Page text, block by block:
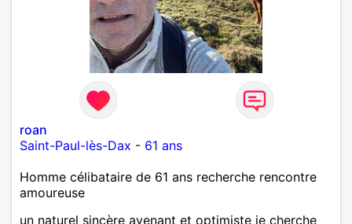
roan
Saint-Paul-lès-Dax - 61 ans
Homme célibataire de 61 ans recherche rencontre
amoureuse
un naturel sincère avenant et optimiste je cherche